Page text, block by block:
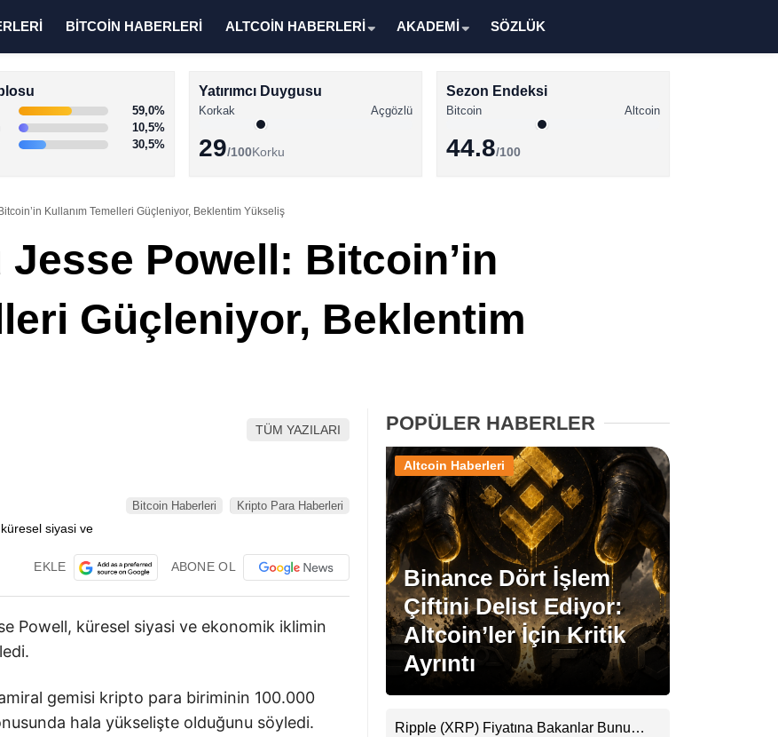
Stablecoin Haberleri
Facebook
Instagram
Youtube
BİTCOİN HABERLERİ ALTCOİN HABERLERİ AKADEMİ SÖZLÜK
59,0%
10,5%
30,5%
Yatırımcı Duygusu
Korkak Açgözlü
29/100Korku
Sezon Endeksi
Bitcoin Altcoin
44.8/100
Kullanım Temelleri Güçleniyor, Beklentim Yükseliş
Jesse Powell: Bitcoin’in
Güçleniyor, Beklentim
TÜM YAZILARI
Bitcoin Haberleri Kripto Para Haberleri
EKLE ABONE OL
Powell, küresel siyasi ve ekonomik iklimin
gemisi kripto para biriminin 100.000
hala yükselişte olduğunu söyledi.
POPÜLER HABERLER
Binance Dört İşlem
Çiftini Delist Ediyor:
Altcoin’ler İçin Kritik
Ayrıntı
Altcoin Haberleri
Ripple (XRP) Fiyatına Bakanlar Bunu